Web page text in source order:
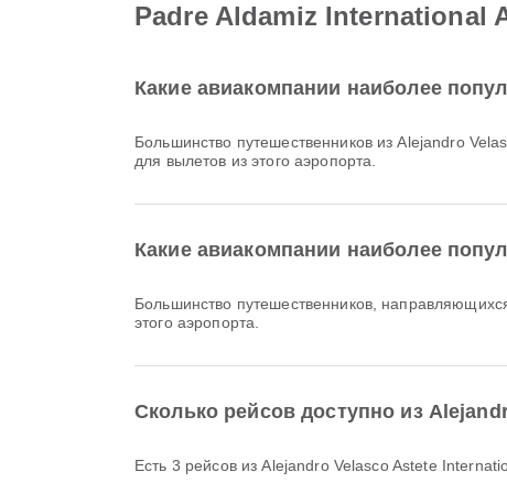
Padre Aldamiz International
Какие авиакомпании наиболее
Большинство путешественников из Alejandro
для вылетов из этого аэропорта.
Какие авиакомпании наиболее
Большинство путешественников,
этого аэропорта.
Сколько рейсов доступно из
Есть 3 рейсов из Alejandro Velasco Astete